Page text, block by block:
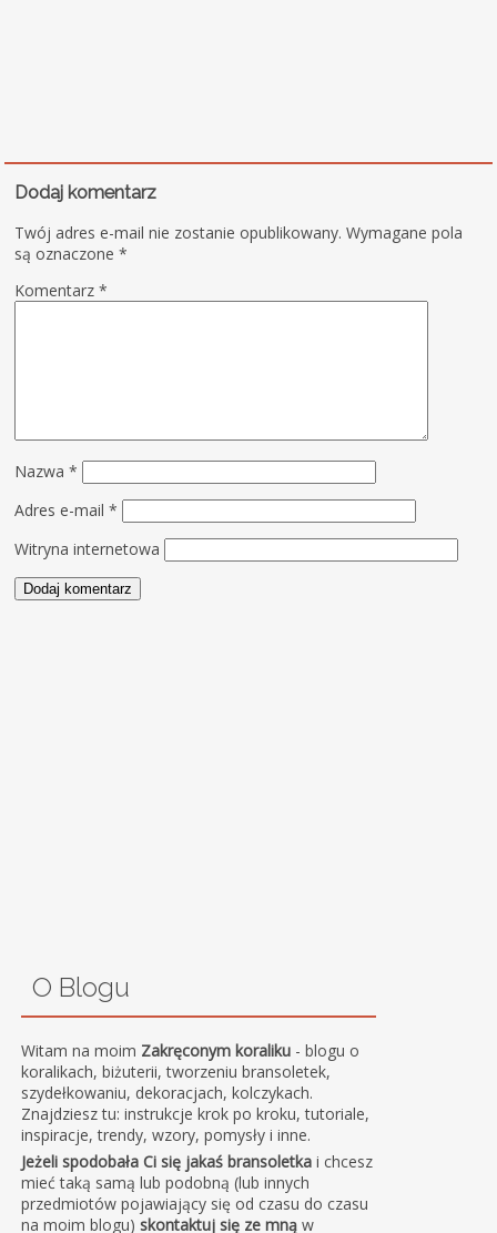
Dodaj komentarz
Twój adres e-mail nie zostanie opublikowany. Wymagane pola
są oznaczone*
Komentarz*
Nazwa*
Adres e-mail*
Witryna internetowa
O Blogu
Witam na moim Zakręconym koraliku - blogu o
koralikach, biżuterii, tworzeniu bransoletek,
szydełkowaniu, dekoracjach, kolczykach.
Znajdziesz tu: instrukcje krok po kroku, tutoriale,
inspiracje, trendy, wzory, pomysły i inne.
Jeżeli spodobała Ci się jakaś bransoletka i chcesz
mieć taką samą lub podobną (lub innych
przedmiotów pojawiający się od czasu do czasu
na moim blogu)skontaktuj się ze mną w